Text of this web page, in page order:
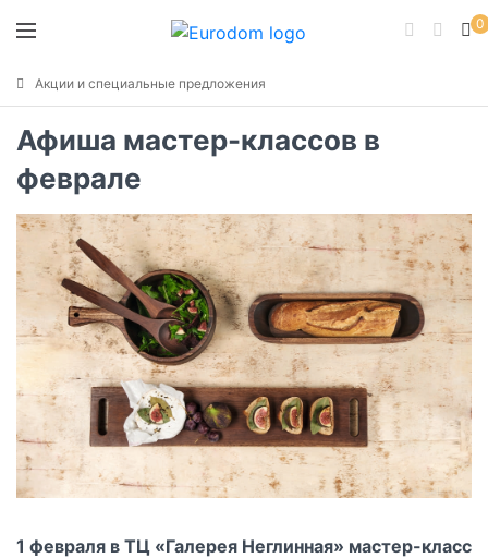
0
Акции и специальные предложения
Афиша мастер-классов в
феврале
1 февраля в ТЦ «Галерея Неглинная» мастер-класс